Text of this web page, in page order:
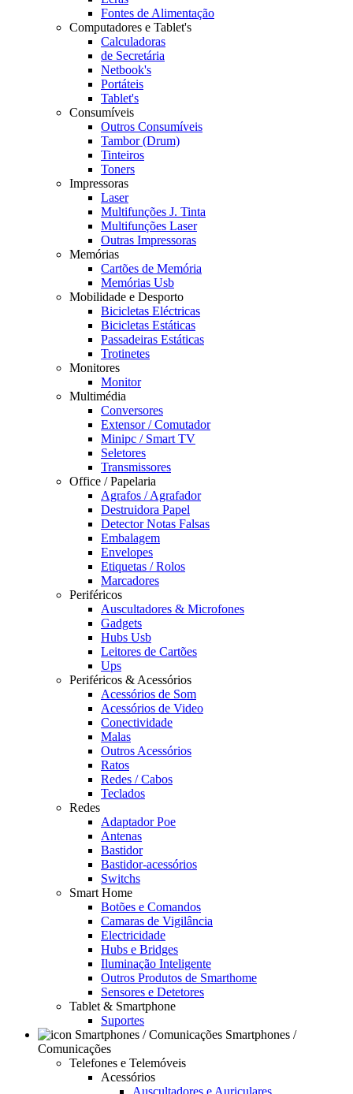
Fontes de Alimentação
Computadores e Tablet's
Calculadoras
de Secretária
Netbook's
Portáteis
Tablet's
Consumíveis
Outros Consumíveis
Tambor (Drum)
Tinteiros
Toners
Impressoras
Laser
Multifunções J. Tinta
Multifunções Laser
Outras Impressoras
Memórias
Cartões de Memória
Memórias Usb
Mobilidade e Desporto
Bicicletas Eléctricas
Bicicletas Estáticas
Passadeiras Estáticas
Trotinetes
Monitores
Monitor
Multimédia
Conversores
Extensor / Comutador
Minipc / Smart TV
Seletores
Transmissores
Office / Papelaria
Agrafos / Agrafador
Destruidora Papel
Detector Notas Falsas
Embalagem
Envelopes
Etiquetas / Rolos
Marcadores
Periféricos
Auscultadores & Microfones
Gadgets
Hubs Usb
Leitores de Cartões
Ups
Periféricos & Acessórios
Acessórios de Som
Acessórios de Video
Conectividade
Malas
Outros Acessórios
Ratos
Redes / Cabos
Teclados
Redes
Adaptador Poe
Antenas
Bastidor
Bastidor-acessórios
Switchs
Smart Home
Botões e Comandos
Camaras de Vigilância
Electricidade
Hubs e Bridges
Iluminação Inteligente
Outros Produtos de Smarthome
Sensores e Detetores
Tablet & Smartphone
Suportes
Smartphones /
Comunicações
Telefones e Telemóveis
Acessórios
Auscultadores e Auriculares